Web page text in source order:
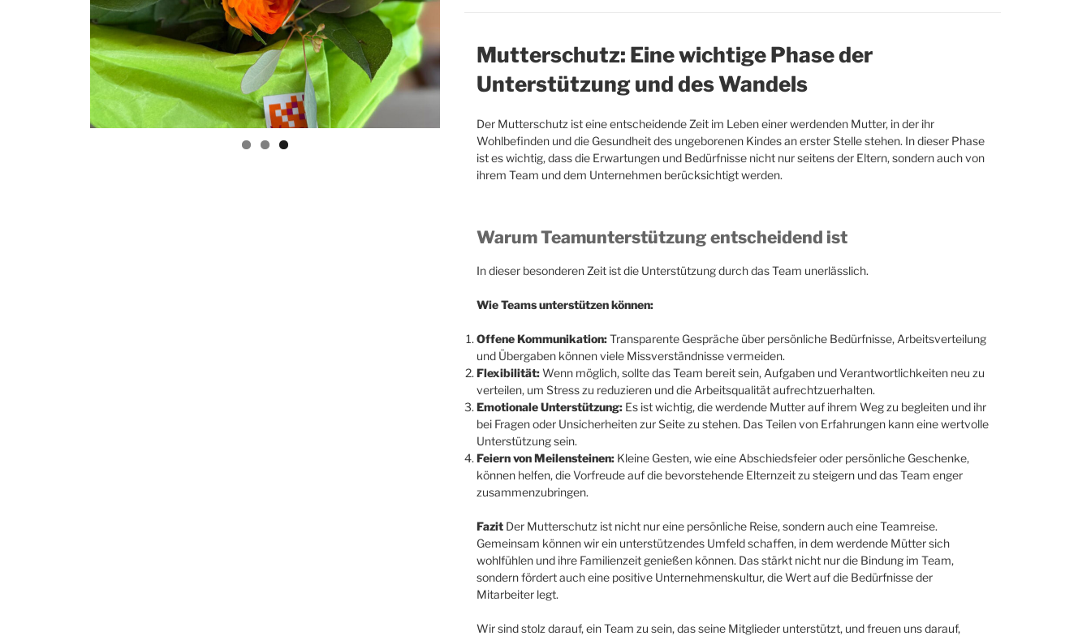
Mutterschutz: Eine wichtige Phase der
Unterstützung und des Wandels
Der Mutterschutz ist eine entscheidende Zeit im Leben einer werdenden Mutter, in der ihr
Wohlbefinden und die Gesundheit des ungeborenen Kindes an erster Stelle stehen. In dieser Phase
ist es wichtig, dass die Erwartungen und Bedürfnisse nicht nur seitens der Eltern, sondern auch von
ihrem Team und dem Unternehmen berücksichtigt werden.
Warum Teamunterstützung entscheidend ist
In dieser besonderen Zeit ist die Unterstützung durch das Team unerlässlich.
Wie Teams unterstützen können:
Offene Kommunikation:Transparente Gespräche über persönliche Bedürfnisse, Arbeitsverteilung
und Übergaben können viele Missverständnisse vermeiden.
Flexibilität:Wenn möglich, sollte das Team bereit sein, Aufgaben und Verantwortlichkeiten neu zu
verteilen, um Stress zu reduzieren und die Arbeitsqualität aufrechtzuerhalten.
Emotionale Unterstützung:Es ist wichtig, die werdende Mutter auf ihrem Weg zu begleiten und ihr
bei Fragen oder Unsicherheiten zur Seite zu stehen. Das Teilen von Erfahrungen kann eine wertvolle
Unterstützung sein.
Feiern von Meilensteinen:Kleine Gesten, wie eine Abschiedsfeier oder persönliche Geschenke,
können helfen, die Vorfreude auf die bevorstehende Elternzeit zu steigern und das Team enger
zusammenzubringen.
FazitDer Mutterschutz ist nicht nur eine persönliche Reise, sondern auch eine Teamreise.
Gemeinsam können wir ein unterstützendes Umfeld schaffen, in dem werdende Mütter sich
wohlfühlen und ihre Familienzeit genießen können. Das stärkt nicht nur die Bindung im Team,
sondern fördert auch eine positive Unternehmenskultur, die Wert auf die Bedürfnisse der
Mitarbeiter legt.
Wir sind stolz darauf, ein Team zu sein, das seine Mitglieder unterstützt, und freuen uns darauf,